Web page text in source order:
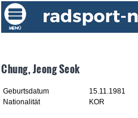
Chung, Jeong Seok
Geburtsdatum
15.11.1981
Nationalität
KOR